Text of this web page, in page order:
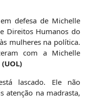
defesa de Michelle
Direitos Humanos do
mulheres na política.
com a Michelle
(UOL)
lascado. Ele não
atenção na madrasta,